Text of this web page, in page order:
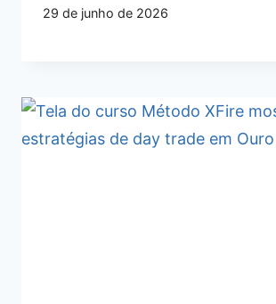
29 de junho de 2026